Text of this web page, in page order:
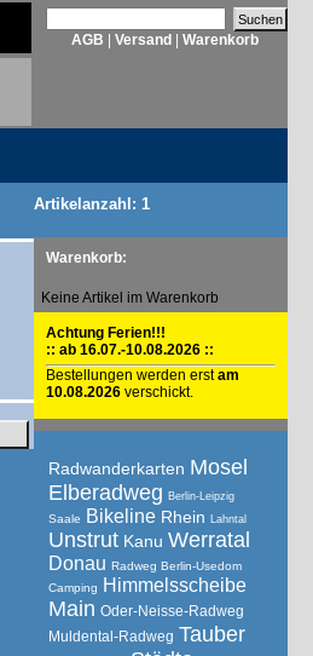
AGB Versand Warenkorb
Artikelanzahl: 1
Warenkorb:
Keine Artikel im Warenkorb
Achtung Ferien!!!
:: ab 16.07.-10.08.2026 ::
Bestellungen werden erstam
10.08.2026 verschickt.
Radwanderkarten Mosel
Elberadweg Berlin-Leipzig
Saale Bikeline Rhein Lahntal
Unstrut Kanu Werratal
Donau Radweg Berlin-Usedom
Camping
Himmelsscheibe
Main Oder-Neisse-Radweg
Muldental-Radweg Tauber